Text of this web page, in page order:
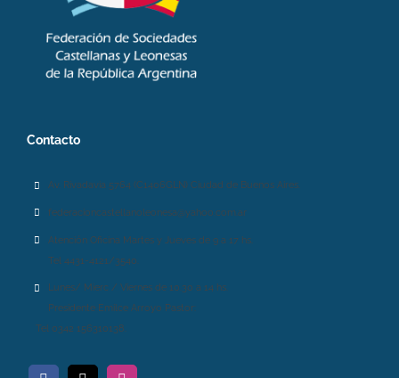
Contacto
Av. Rivadavia 5764 (C1406GLN) Ciudad de Buenos Aires.
federacioncastellanoleonesa@yahoo.com.ar
Atención Oficina Martes y Jueves de 9 a 17 hs.
Tel 4431-4121/3540.
Lunes/ Mierc / Viernes de 10.30 a 14 hs.
Presidente Emilce Arroyo Pastor:
Tel 0342 156310138.